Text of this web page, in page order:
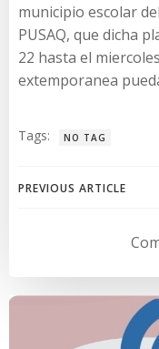
municipio escolar
PUSAQ, que dicha
22 hasta el
extemporanea
Tags: NO TAG
PREVIOUS ARTICLE